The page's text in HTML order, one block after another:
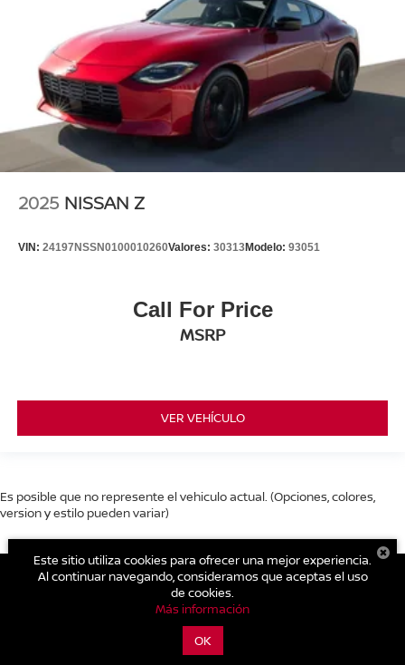
2025 NISSAN Z
VIN: 24197NSSN0100010260Valores: 30313Modelo: 93051
Call For Price
MSRP
VER VEHÍCULO
Es posible que no represente el vehiculo actual. (Opciones, colores,
version y estilo pueden variar)
Carretera Libre Mexico Pachuca Km. 39.5
Contáctanos
Este sitio utiliza cookies para ofrecer una mejor experiencia.
Al continuar navegando, consideramos que aceptas el uso
de cookies.
Más información
OK